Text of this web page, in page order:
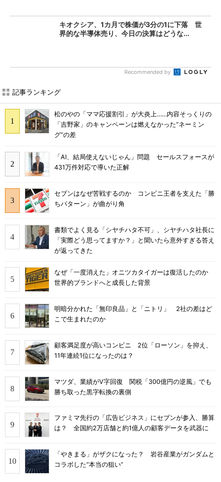
キオクシア、1カ月で株価が3分の1に下落 世
界的な半導体売り、今日の決算はどうな...
Recommended by
記事ランキング
松のやの「ママ応援割引」が大炎上……内容そっくりの
「吉野家」のキャンペーンは燃えなかった“ネーミン
グ”の差
「AI、結局使えないじゃん」問題 セールスフォースが
431万件対応で導いた正解
セブンはなぜ苦戦するのか コンビニ王者を支えた「勝
ちパターン」が曲がり角
書類でよく見る「シヤチハタ不可」、シヤチハタ社長に
「実際どう思ってますか？」と聞いたら意外すぎる答え
が返ってきた
なぜ「一度消えた」オニツカタイガーは復活したのか
世界的ブランドへと成長した背景
明暗分かれた「無印良品」と「ニトリ」 2社の差はど
こで生まれたのか
顧客満足度が高いコンビニ 2位「ローソン」を抑え、
11年連続1位になったのは？
マツダ、業績がV字回復 関税「300億円の逆風」でも
勝ち取った黒字転換の裏側
ファミマ先行の「広告ビジネス」にセブンが参入、勝算
は？ 全国約2万店舗と約1億人の顧客データを武器に
「やきまる」がザクになった？ 岩谷産業がガンダムと
コラボした“本当の狙い”